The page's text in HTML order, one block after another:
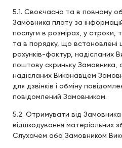
5.1. Своєчасно та в повному
Замовника плату за
послуги в розмірах, у строки,
та в порядку, що встановлені
рахунків-фактур, надісланих
поштову скриньку Замовника,
надісланих Виконавцем
для дзвінків і обміну
повідомлений Замовником.
5.2. Отримувати від
відшкодування матеріальних
Слухачем або Замовником